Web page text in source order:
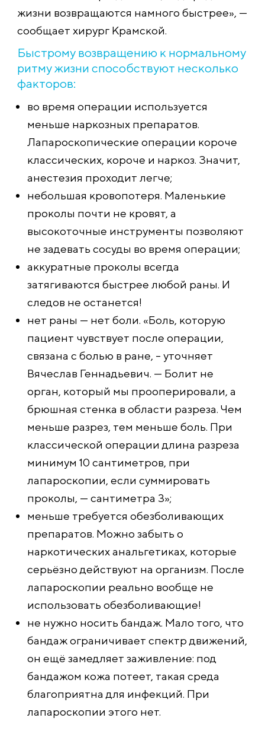
жизни возвращаются намного быстрее», —
сообщает хирург Крамской.
Быстрому возвращению к нормальному
ритму жизни способствуют несколько
факторов:
во время операции используется
меньше наркозных препаратов.
Лапароскопические операции короче
классических, короче и наркоз. Значит,
анестезия проходит легче;
небольшая кровопотеря. Маленькие
проколы почти не кровят, а
высокоточные инструменты позволяют
не задевать сосуды во время операции;
аккуратные проколы всегда
затягиваются быстрее любой раны. И
следов не останется!
нет раны — нет боли. «Боль, которую
пациент чувствует после операции,
связана с болью в ране, – уточняет
Вячеслав Геннадьевич. — Болит не
орган, который мы прооперировали, а
брюшная стенка в области разреза. Чем
меньше разрез, тем меньше боль. При
классической операции длина разреза
минимум 10 сантиметров, при
лапароскопии, если суммировать
проколы, — сантиметра 3»;
меньше требуется обезболивающих
препаратов. Можно забыть о
наркотических анальгетиках, которые
серьёзно действуют на организм. После
лапароскопии реально вообще не
использовать обезболивающие!
не нужно носить бандаж. Мало того, что
бандаж ограничивает спектр движений,
он ещё замедляет заживление: под
бандажом кожа потеет, такая среда
благоприятна для инфекций. При
лапароскопии этого нет.